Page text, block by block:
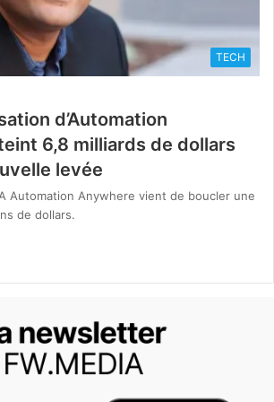
TECH
d’Automation
6,8 milliards de dollars
levée
Automation Anywhere vient de boucler une
de dollars.